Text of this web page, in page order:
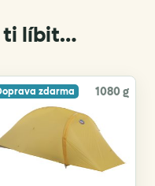
ti líbit…
zdarma 1080 g